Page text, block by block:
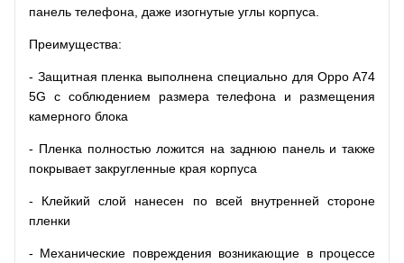
панель телефона, даже изогнутые углы корпуса.
Преимущества:
- Защитная пленка выполнена специально для Oppo A74
5G с соблюдением размера телефона и размещения
камерного блока
- Пленка полностью ложится на заднюю панель и также
покрывает закругленные края корпуса
- Клейкий слой нанесен по всей внутренней стороне
пленки
- Механические повреждения возникающие в процессе